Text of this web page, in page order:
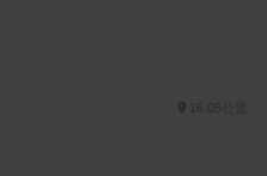
16.05公里